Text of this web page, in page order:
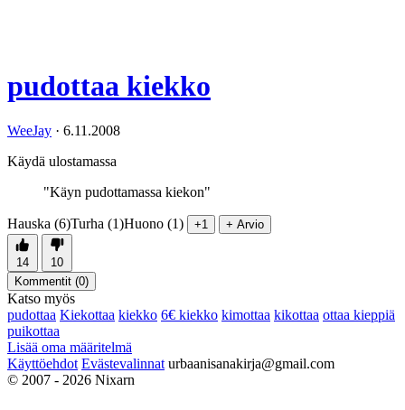
pudottaa kiekko
WeeJay · 6.11.2008
Käydä ulostamassa
"Käyn pudottamassa kiekon"
Hauska (6)Turha (1)Huono (1) +1 + Arvio
14
10
Kommentit (0)
Katso myös
pudottaa Kiekottaa kiekko 6€ kiekko kimottaa kikottaa ottaa kieppiä
puikottaa
Lisää oma määritelmä
Käyttöehdot Evästevalinnat urbaanisanakirja@gmail.com
© 2007 - 2026 Nixarn